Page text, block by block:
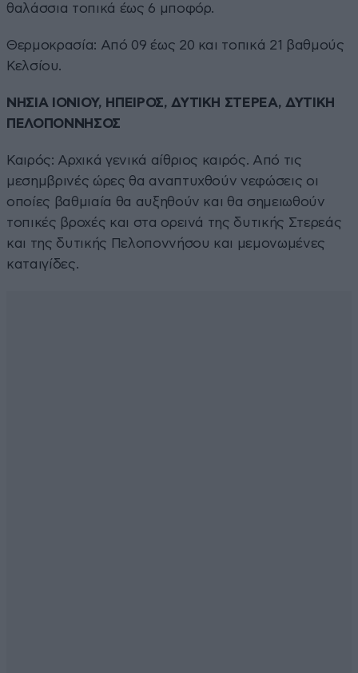
θαλάσσια τοπικά έως 6 μποφόρ.
Θερμοκρασία: Από 09 έως 20 και τοπικά 21 βαθμούς
Κελσίου.
ΝΗΣΙΑ ΙΟΝΙΟΥ, ΗΠΕΙΡΟΣ, ΔΥΤΙΚΗ ΣΤΕΡΕΑ, ΔΥΤΙΚΗ
ΠΕΛΟΠΟΝΝΗΣΟΣ
Καιρός: Αρχικά γενικά αίθριος καιρός. Από τις
μεσημβρινές ώρες θα αναπτυχθούν νεφώσεις οι
οποίες βαθμιαία θα αυξηθούν και θα σημειωθούν
τοπικές βροχές και στα ορεινά της δυτικής Στερεάς
και της δυτικής Πελοποννήσου και μεμονωμένες
καταιγίδες.